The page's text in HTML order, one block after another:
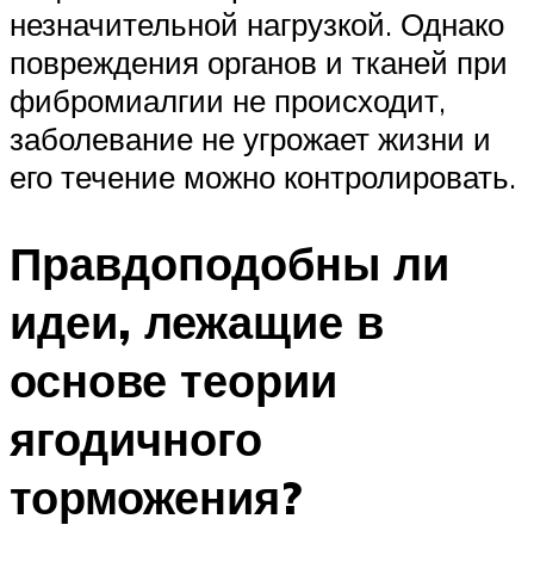
незначительной нагрузкой. Однако
повреждения органов и тканей при
фибромиалгии не происходит,
заболевание не угрожает жизни и
его течение можно контролировать.
Правдоподобны ли
идеи, лежащие в
основе теории
ягодичного
торможения?